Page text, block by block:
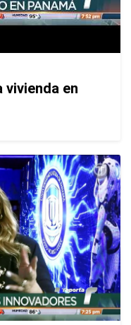
vivienda en